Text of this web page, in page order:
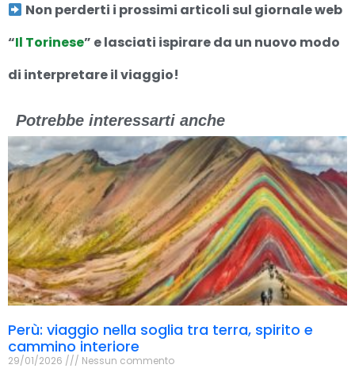
Non perderti i prossimi articoli sul giornale web
“Il Torinese” e lasciati ispirare da un nuovo modo
di interpretare il viaggio!
Potrebbe interessarti anche
Perù: viaggio nella soglia tra terra, spirito e
cammino interiore
29/01/2026 Nessun commento